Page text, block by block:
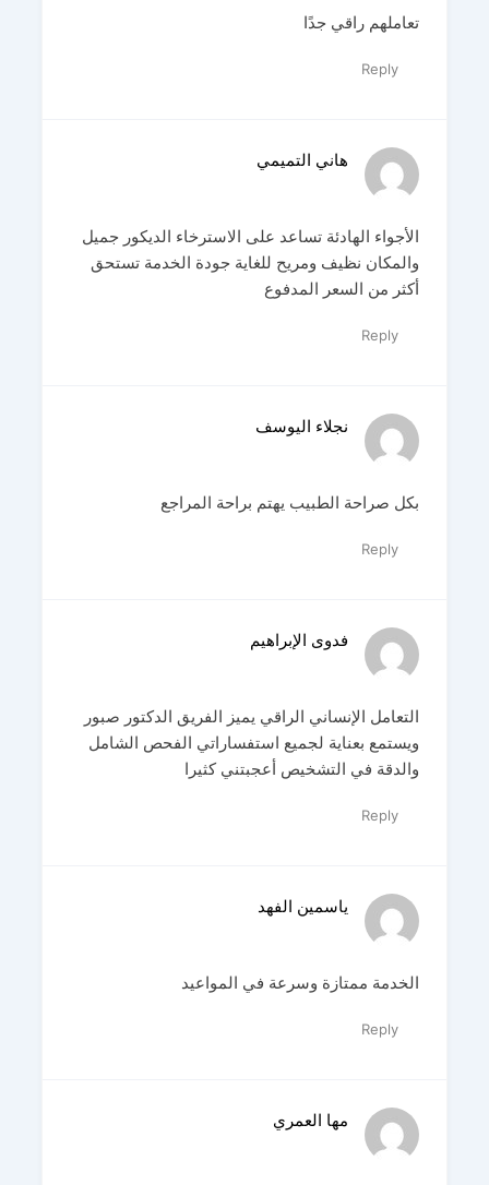
تعاملهم راقي جدًا
Reply
هاني التميمي
الأجواء الهادئة تساعد على الاسترخاء الديكور جميل
والمكان نظيف ومريح للغاية جودة الخدمة تستحق
أكثر من السعر المدفوع
Reply
نجلاء اليوسف
بكل صراحة الطبيب يهتم براحة المراجع
Reply
فدوى الإبراهيم
التعامل الإنساني الراقي يميز الفريق الدكتور صبور
ويستمع بعناية لجميع استفساراتي الفحص الشامل
والدقة في التشخيص أعجبتني كثيرا
Reply
ياسمين الفهد
الخدمة ممتازة وسرعة في المواعيد
Reply
مها العمري